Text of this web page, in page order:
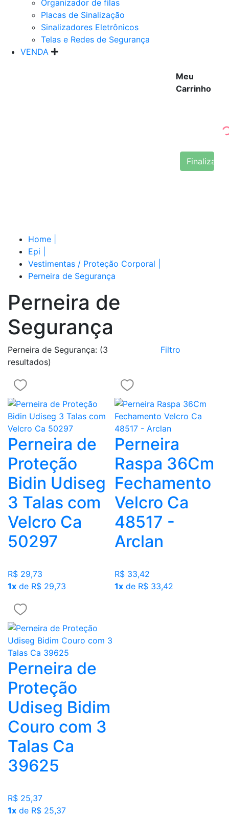
Organizador de filas
Placas de Sinalização
Sinalizadores Eletrônicos
Telas e Redes de Segurança
VENDA
Meu
Carrinho
Finalizar
Home
Epi
Vestimentas / Proteção Corporal
Perneira de Segurança
Perneira de
Segurança
Perneira de Segurança: (3
resultados)
Filtro
Perneira de
Proteção
Bidin Udiseg
3 Talas com
Velcro Ca
50297
R$ 29,73
1x de R$ 29,73
Perneira
Raspa 36Cm
Fechamento
Velcro Ca
48517 -
Arclan
R$ 33,42
1x de R$ 33,42
Perneira de
Proteção
Udiseg Bidim
Couro com 3
Talas Ca
39625
R$ 25,37
1x de R$ 25,37